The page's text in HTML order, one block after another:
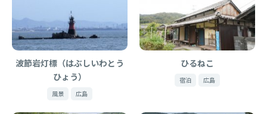
波節岩灯標（はぶしいわとう
ひょう）
風景 広島
ひるねこ
宿泊 広島